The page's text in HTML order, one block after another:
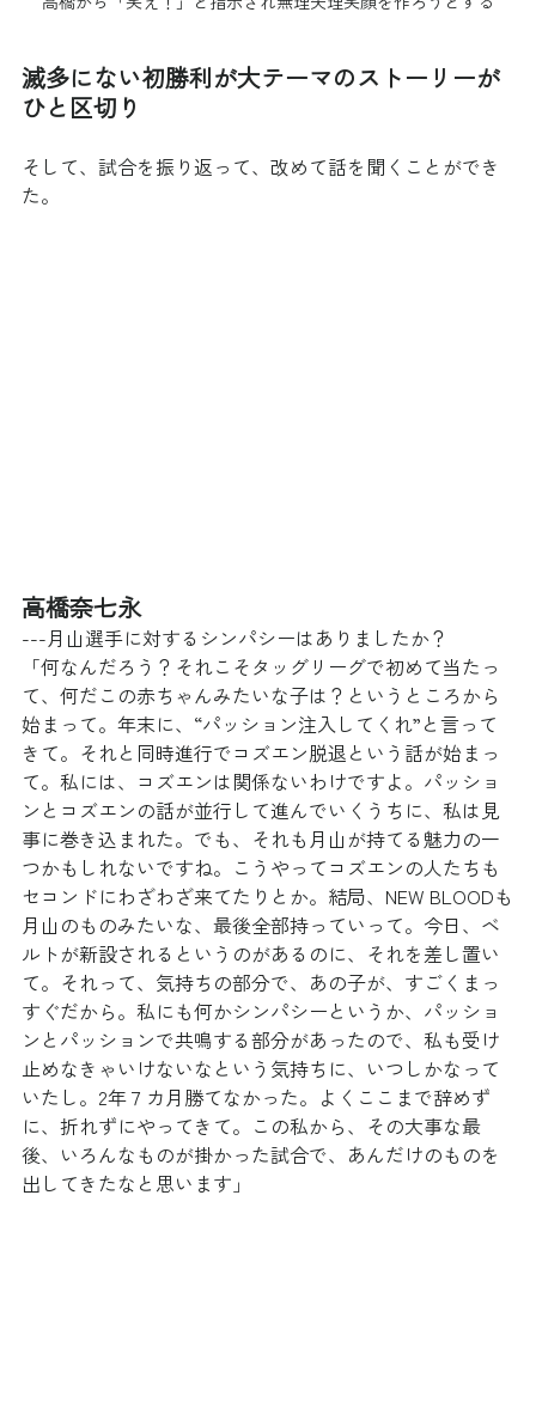
滅多にない初勝利が大テーマのストーリーが
ひと区切り
そして、試合を振り返って、改めて話を聞くことができ
た。
高橋奈七永
---月山選手に対するシンパシーはありましたか？
「何なんだろう？それこそタッグリーグで初めて当たっ
て、何だこの赤ちゃんみたいな子は？というところから
始まって。年末に、“パッション注入してくれ”と言って
きて。それと同時進行でコズエン脱退という話が始まっ
て。私には、コズエンは関係ないわけですよ。パッショ
ンとコズエンの話が並行して進んでいくうちに、私は見
事に巻き込まれた。でも、それも月山が持てる魅力の一
つかもしれないですね。こうやってコズエンの人たちも
セコンドにわざわざ来てたりとか。結局、NEW BLOODも
月山のものみたいな、最後全部持っていって。今日、ベ
ルトが新設されるというのがあるのに、それを差し置い
て。それって、気持ちの部分で、あの子が、すごくまっ
すぐだから。私にも何かシンパシーというか、パッショ
ンとパッションで共鳴する部分があったので、私も受け
止めなきゃいけないなという気持ちに、いつしかなって
いたし。2年７カ月勝てなかった。よくここまで辞めず
に、折れずにやってきて。この私から、その大事な最
後、いろんなものが掛かった試合で、あんだけのものを
出してきたなと思います」